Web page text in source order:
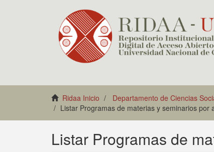
Ridaa Inicio Departamento de Ciencias
Listar Programas de materias y seminarios por
Listar Programas de